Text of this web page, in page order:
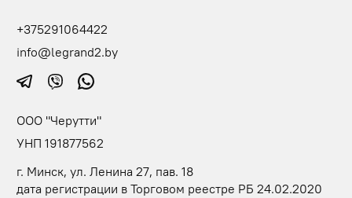
+375291064422
info@legrand2.by
ООО "Черутти"
УНП 191877562
г. Минск, ул. Ленина 27, пав. 18
дата регистрации в Торговом реестре РБ 24.02.2020